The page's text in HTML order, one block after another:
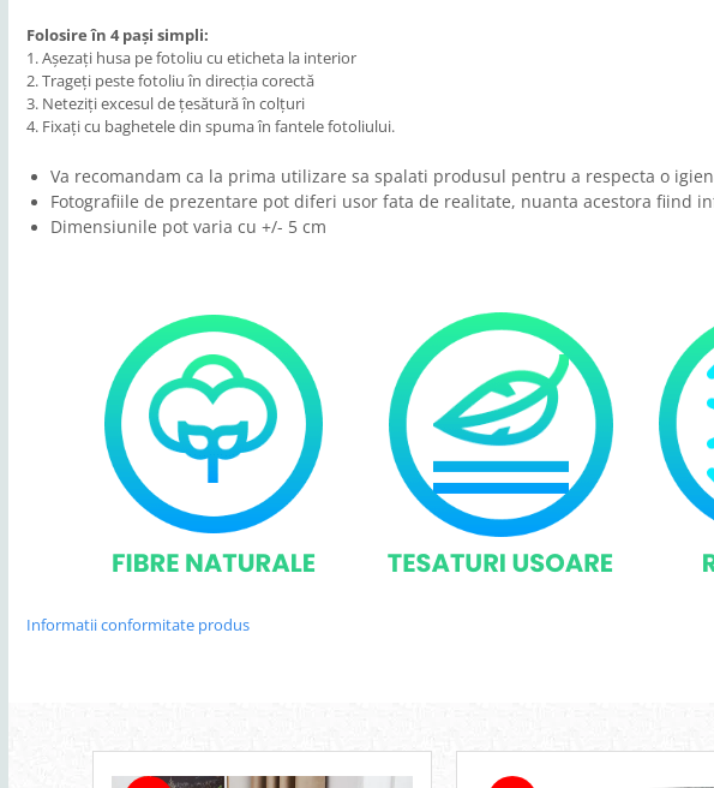
Folosire în 4 pași simpli:
1. Așezați husa pe fotoliu cu eticheta la interior
2. Trageți peste fotoliu în direcția corectă
3. Neteziți excesul de țesătură în colțuri
4. Fixați cu baghetele din spuma în fantele fotoliului.
Va recomandam ca la prima utilizare sa spalati produsul pentru a respecta o
Fotografiile de prezentare pot diferi usor fata de realitate, nuanta acestora fiind
Dimensiunile pot varia cu +/- 5 cm
Informatii conformitate produs